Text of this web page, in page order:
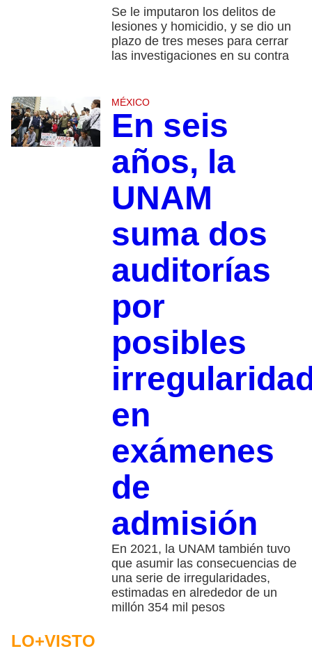
Se le imputaron los delitos de
lesiones y homicidio, y se dio un
plazo de tres meses para cerrar
las investigaciones en su contra
MÉXICO
En seis
años, la
UNAM
suma dos
auditorías
por
posibles
en
exámenes
de
admisión
En 2021, la UNAM también tuvo
que asumir las consecuencias de
una serie de irregularidades,
estimadas en alrededor de un
millón 354 mil pesos
LO+VISTO